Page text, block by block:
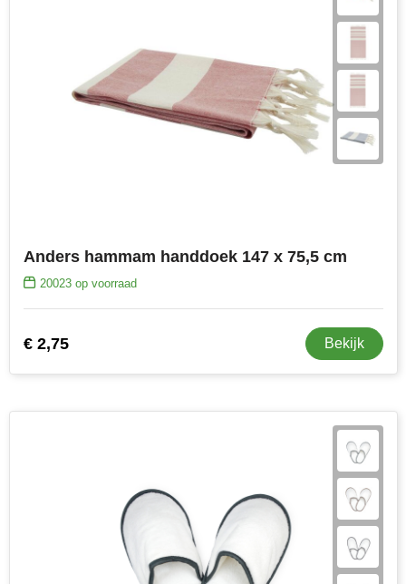
Anders hammam handdoek 147 x 75,5 cm
20023op voorraad
€ 2,75 Bekijk